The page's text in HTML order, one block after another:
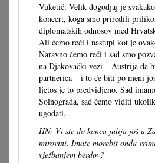
Vuketić: Velik dogodjaj je
koncert, koga smo priredili
diplomatskih odnosov med
Ali ćemo reći i nastupi kot je
Naravno ćemo reći i sad smo
na Djakovački vezi – Austrija da
partnerica – i to će biti po meni
ljetos je to predvidjeno. Sad
Solnograda, sad ćemo viditi
ugodati.
HN: Vi ste do konca julija još u
mirovini. Imate morebit onda
vježbanjem berdov?